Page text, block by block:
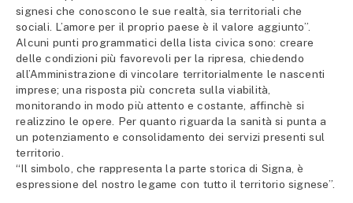
signesi che conoscono le sue realtà, sia territoriali che
sociali. L’amore per il proprio paese è il valore aggiunto”.
Alcuni punti programmatici della lista civica sono: creare
delle condizioni più favorevoli per la ripresa, chiedendo
all’Amministrazione di vincolare territorialmente le nascenti
imprese; una risposta più concreta sulla viabilità,
monitorando in modo più attento e costante, affinchè si
realizzino le opere. Per quanto riguarda la sanità si punta a
un potenziamento e consolidamento dei servizi presenti sul
territorio.
“Il simbolo, che rappresenta la parte storica di Signa, è
espressione del nostro legame con tutto il territorio signese”.